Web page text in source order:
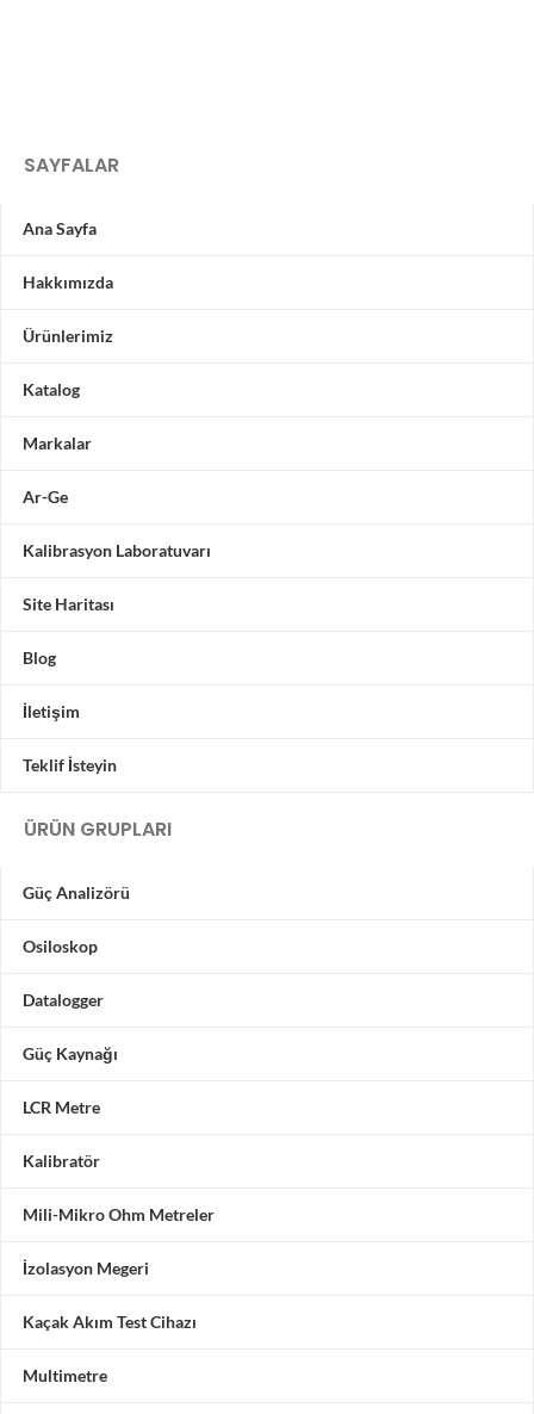
SAYFALAR
Ana Sayfa
Hakkımızda
Ürünlerimiz
Katalog
Markalar
Ar-Ge
Kalibrasyon Laboratuvarı
Site Haritası
Blog
İletişim
Teklif İsteyin
ÜRÜN GRUPLARI
Güç Analizörü
Osiloskop
Datalogger
Güç Kaynağı
LCR Metre
Kalibratör
Mili-Mikro Ohm Metreler
İzolasyon Megeri
Kaçak Akım Test Cihazı
Multimetre